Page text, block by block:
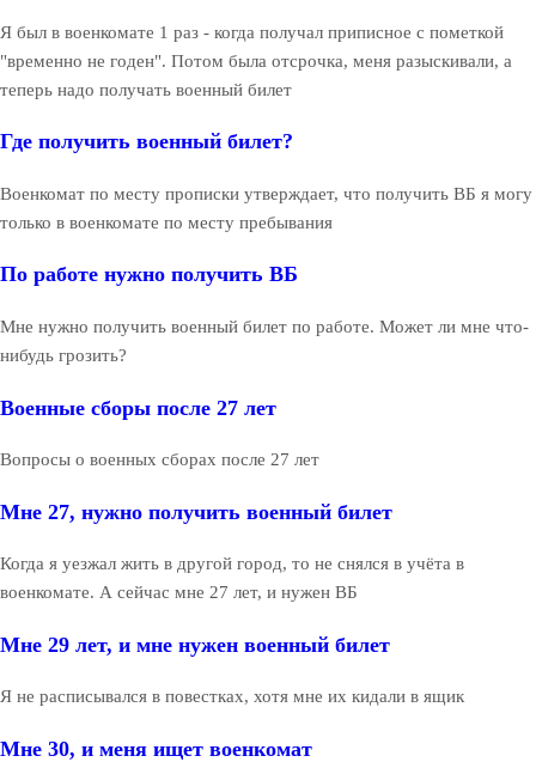
Я был в военкомате 1 раз - когда получал приписное с пометкой
"временно не годен". Потом была отсрочка, меня разыскивали, а
теперь надо получать военный билет
Где получить военный билет?
Военкомат по месту прописки утверждает, что получить ВБ я могу
только в военкомате по месту пребывания
По работе нужно получить ВБ
Мне нужно получить военный билет по работе. Может ли мне что-
нибудь грозить?
Военные сборы после 27 лет
Вопросы о военных сборах после 27 лет
Мне 27, нужно получить военный билет
Когда я уезжал жить в другой город, то не снялся в учёта в
военкомате. А сейчас мне 27 лет, и нужен ВБ
Мне 29 лет, и мне нужен военный билет
Я не расписывался в повестках, хотя мне их кидали в ящик
Мне 30, и меня ищет военкомат